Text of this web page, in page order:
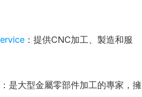
：提供CNC加工、製造和服
：是大型金屬零部件加工的專家，擁